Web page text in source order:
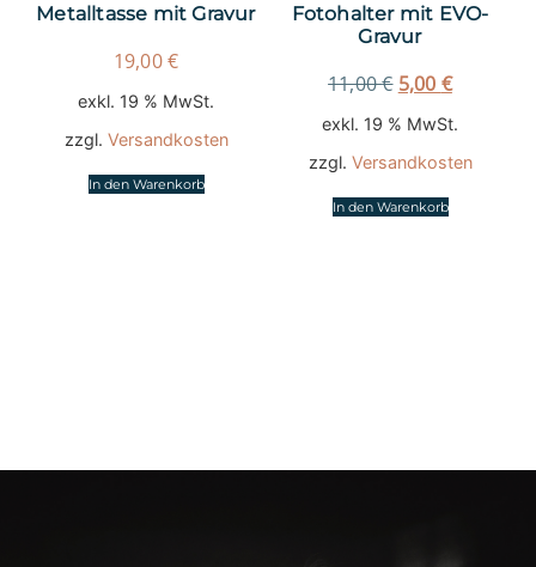
Metalltasse mit Gravur
19,00€
exkl. 19 % MwSt.
zzgl. Versandkosten
In den Warenkorb
Fotohalter mit EVO-
Gravur
11,00€ 5,00 €
exkl. 19 % MwSt.
zzgl. Versandkosten
In den Warenkorb